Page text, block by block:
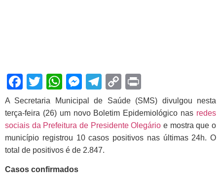
Facebook
Twitter
WhatsApp
Messenger
Telegram
Copy
Link
A Secretaria Municipal de Saúde (SMS) divulgou nesta
terça-feira (26) um novo Boletim Epidemiológico nas redes
sociais da Prefeitura de Presidente Olegário e mostra que o
município registrou 10 casos positivos nas últimas 24h. O
total de positivos é de 2.847.
Casos confirmados